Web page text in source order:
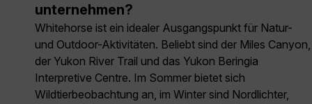
unternehmen?
Whitehorse ist ein idealer Ausgangspunkt für Natur-
und Outdoor-Aktivitäten. Beliebt sind der Miles Canyon,
der Yukon River Trail und das Yukon Beringia
Interpretive Centre. Im Sommer bietet sich
Wildtierbeobachtung an, im Winter sind Nordlichter,